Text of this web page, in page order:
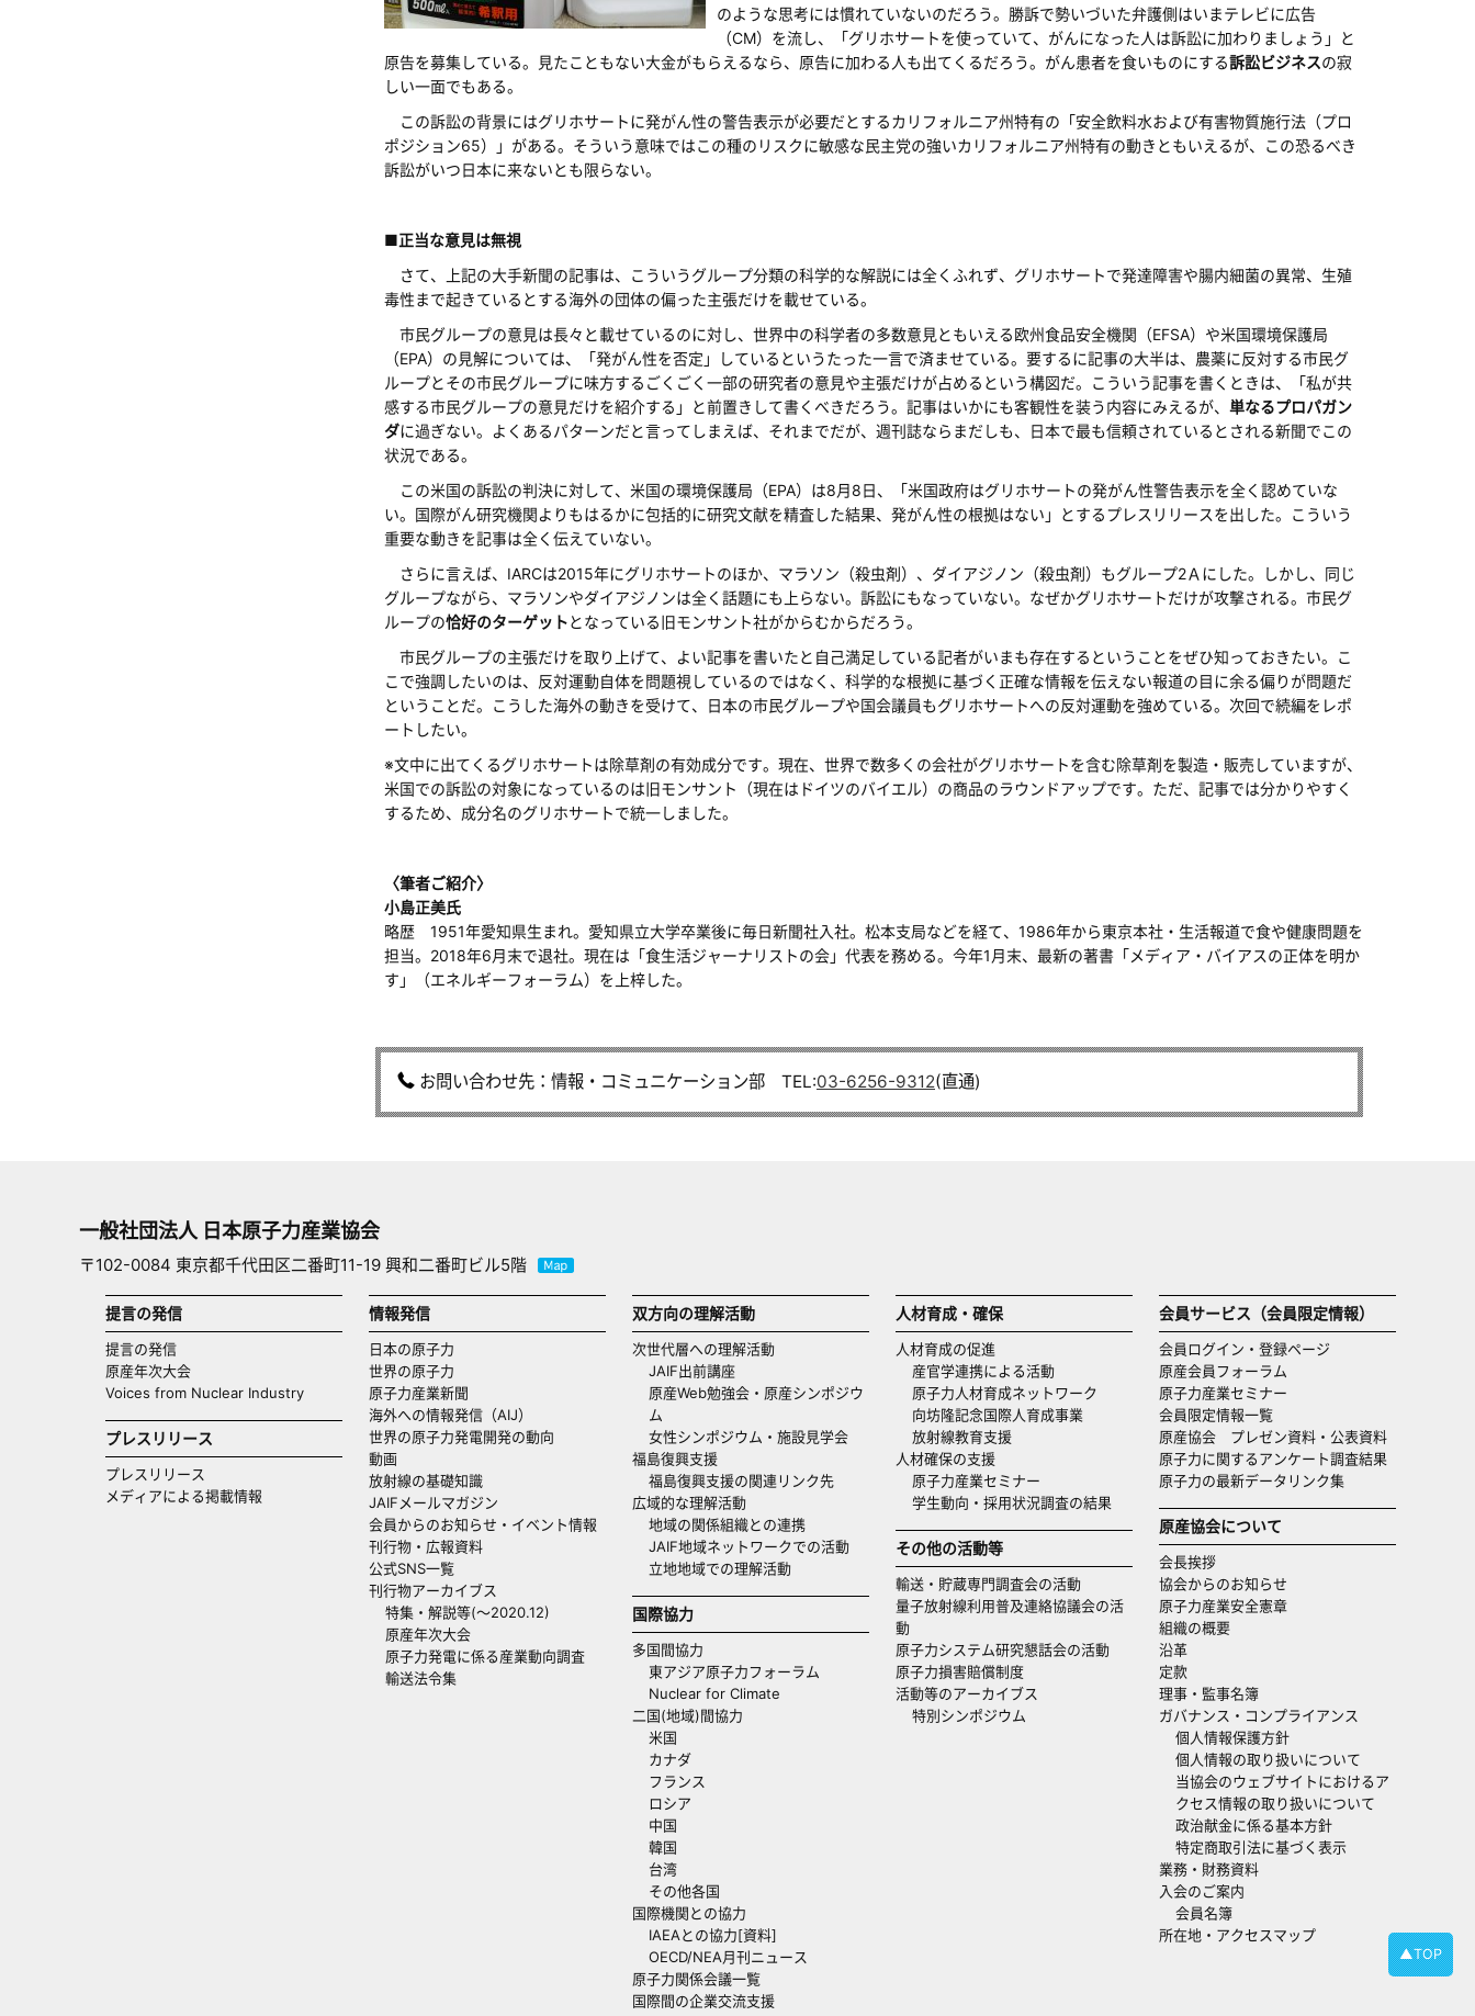
のような思考には慣れていないのだろう。勝訴で勢いづいた弁護側はいまテレビに広告
（CM）を流し、「グリホサートを使っていて、がんになった人は訴訟に加わりましょう」と
原告を募集している。見たこともない大金がもらえるなら、原告に加わる人も出てくるだろう。がん患者を食いものにする訴訟ビジネスの寂
しい一面でもある。
この訴訟の背景にはグリホサートに発がん性の警告表示が必要だとするカリフォルニア州特有の「安全飲料水および有害物質施行法（プロ
ポジション65）」がある。そういう意味ではこの種のリスクに敏感な民主党の強いカリフォルニア州特有の動きともいえるが、この恐るべき
訴訟がいつ日本に来ないとも限らない。
■正当な意見は無視
さて、上記の大手新聞の記事は、こういうグループ分類の科学的な解説には全くふれず、グリホサートで発達障害や腸内細菌の異常、生殖
毒性まで起きているとする海外の団体の偏った主張だけを載せている。
市民グループの意見は長々と載せているのに対し、世界中の科学者の多数意見ともいえる欧州食品安全機関（EFSA）や米国環境保護局
（EPA）の見解については、「発がん性を否定」しているというたった一言で済ませている。要するに記事の大半は、農薬に反対する市民グ
ループとその市民グループに味方するごくごく一部の研究者の意見や主張だけが占めるという構図だ。こういう記事を書くときは、「私が共
感する市民グループの意見だけを紹介する」と前置きして書くべきだろう。記事はいかにも客観性を装う内容にみえるが、 単なるプロパガン
ダに過ぎない。よくあるパターンだと言ってしまえば、それまでだが、週刊誌ならまだしも、日本で最も信頼されているとされる新聞でこの
状況である。
この米国の訴訟の判決に対して、米国の環境保護局（EPA）は8月8日、「米国政府はグリホサートの発がん性警告表示を全く認めていな
い。国際がん研究機関よりもはるかに包括的に研究文献を精査した結果、発がん性の根拠はない」とするプレスリリースを出した。こういう
重要な動きを記事は全く伝えていない。
さらに言えば、IARCは2015年にグリホサートのほか、マラソン（殺虫剤）、ダイアジノン（殺虫剤）もグループ2Ａにした。しかし、同じ
グループながら、マラソンやダイアジノンは全く話題にも上らない。訴訟にもなっていない。なぜかグリホサートだけが攻撃される。市民グ
ループの恰好のターゲットとなっている旧モンサント社がからむからだろう。
市民グループの主張だけを取り上げて、よい記事を書いたと自己満足している記者がいまも存在するということをぜひ知っておきたい。こ
こで強調したいのは、反対運動自体を問題視しているのではなく、科学的な根拠に基づく正確な情報を伝えない報道の目に余る偏りが問題だ
ということだ。こうした海外の動きを受けて、日本の市民グループや国会議員もグリホサートへの反対運動を強めている。次回で続編をレポ
ートしたい。
※文中に出てくるグリホサートは除草剤の有効成分です。現在、世界で数多くの会社がグリホサートを含む除草剤を製造・販売していますが、
米国での訴訟の対象になっているのは旧モンサント（現在はドイツのバイエル）の商品のラウンドアップです。ただ、記事では分かりやすく
するため、成分名のグリホサートで統一しました。
〈筆者ご紹介〉
小島正美氏
略歴 1951年愛知県生まれ。愛知県立大学卒業後に毎日新聞社入社。松本支局などを経て、1986年から東京本社・生活報道で食や健康問題を
担当。2018年6月末で退社。現在は「食生活ジャーナリストの会」代表を務める。今年1月末、最新の著書「メディア・バイアスの正体を明か
す」（エネルギーフォーラム）を上梓した。
お問い合わせ先：情報・コミュニケーション部 TEL:03-6256-9312(直通)
▲TOP
一般社団法人 日本原子力産業協会
〒102-0084 東京都千代田区二番町11-19 興和二番町ビル5階
提言の発信
提言の発信
原産年次大会
Voices from Nuclear Industry
プレスリリース
プレスリリース
メディアによる掲載情報
情報発信
日本の原子力
世界の原子力
原子力産業新聞
海外への情報発信（AIJ）
世界の原子力発電開発の動向
動画
放射線の基礎知識
JAIFメールマガジン
会員からのお知らせ・イベント情報
刊行物・広報資料
公式SNS一覧
刊行物アーカイブス
特集・解説等(～2020.12)
原産年次大会
原子力発電に係る産業動向調査
輸送法令集
双方向の理解活動
次世代層への理解活動
JAIF出前講座
原産Web勉強会・原産シンポジウ
ム
女性シンポジウム・施設見学会
福島復興支援
福島復興支援の関連リンク先
広域的な理解活動
地域の関係組織との連携
JAIF地域ネットワークでの活動
立地地域での理解活動
国際協力
多国間協力
東アジア原子力フォーラム
Nuclear for Climate
二国(地域)間協力
米国
カナダ
フランス
ロシア
中国
韓国
台湾
その他各国
国際機関との協力
IAEAとの協力[資料]
OECD/NEA月刊ニュース
原子力関係会議一覧
国際間の企業交流支援
人材育成・確保
人材育成の促進
産官学連携による活動
原子力人材育成ネットワーク
向坊隆記念国際人育成事業
放射線教育支援
人材確保の支援
原子力産業セミナー
学生動向・採用状況調査の結果
その他の活動等
輸送・貯蔵専門調査会の活動
量子放射線利用普及連絡協議会の活
動
原子力システム研究懇話会の活動
原子力損害賠償制度
活動等のアーカイブス
特別シンポジウム
会員サービス（会員限定情報）
会員ログイン・登録ページ
原産会員フォーラム
原子力産業セミナー
会員限定情報一覧
原産協会 プレゼン資料・公表資料
原子力に関するアンケート調査結果
原子力の最新データリンク集
原産協会について
会長挨拶
協会からのお知らせ
原子力産業安全憲章
組織の概要
沿革
定款
理事・監事名簿
ガバナンス・コンプライアンス
個人情報保護方針
個人情報の取り扱いについて
当協会のウェブサイトにおけるア
クセス情報の取り扱いについて
政治献金に係る基本方針
特定商取引法に基づく表示
業務・財務資料
入会のご案内
会員名簿
所在地・アクセスマップ